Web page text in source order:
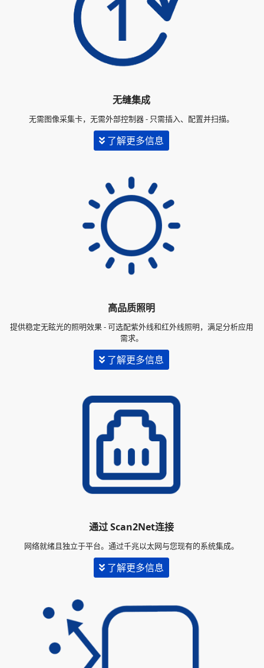
无缝集成
无需图像采集卡，无需外部控制器 - 只需插入、配置并扫描。
了解更多信息
高品质照明
提供稳定无眩光的照明效果 - 可选配紫外线和红外线照明，满足分析应用
需求。
了解更多信息
通过 Scan2Net连接
网络就绪且独立于平台。通过千兆以太网与您现有的系统集成。
了解更多信息